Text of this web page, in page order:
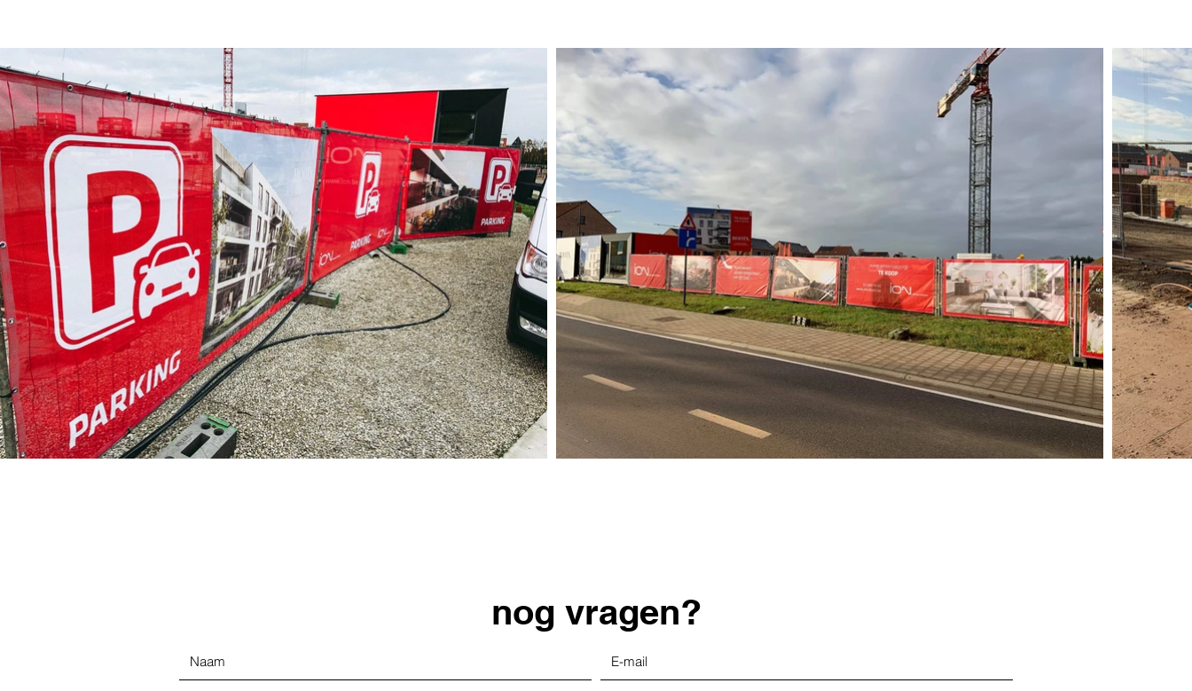
nog vragen?